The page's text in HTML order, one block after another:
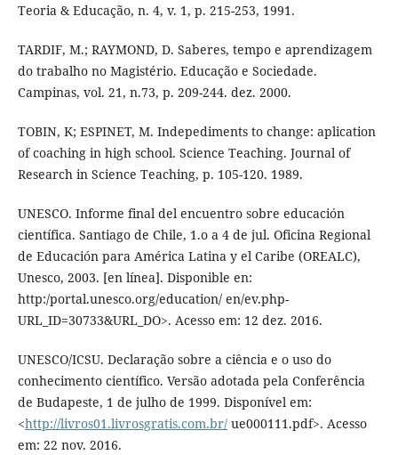
Teoria & Educação, n. 4, v. 1, p. 215-253, 1991.
TARDIF, M.; RAYMOND, D. Saberes, tempo e aprendizagem
do trabalho no Magistério. Educação e Sociedade.
Campinas, vol. 21, n.73, p. 209-244. dez. 2000.
TOBIN, K; ESPINET, M. Indepediments to change: aplication
of coaching in high school. Science Teaching. Journal of
Research in Science Teaching, p. 105-120. 1989.
UNESCO. Informe final del encuentro sobre educación
científica. Santiago de Chile, 1.o a 4 de jul. Oficina Regional
de Educación para América Latina y el Caribe (OREALC),
Unesco, 2003. [en línea]. Disponible en:
http:/portal.unesco.org/education/ en/ev.php-
URL_ID=30733&URL_DO>. Acesso em: 12 dez. 2016.
UNESCO/ICSU. Declaração sobre a ciência e o uso do
conhecimento científico. Versão adotada pela Conferência
de Budapeste, 1 de julho de 1999. Disponível em:
<http://livros01.livrosgratis.com.br/ue000111.pdf>. Acesso
em: 22 nov. 2016.